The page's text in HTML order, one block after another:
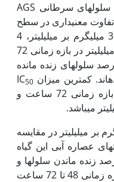
درصد سلول‏های زنده مانده و IC50 سلول‫های سرطانی AGS
معنی‏داری در سطح
احتمال05/0˂p می‏باشیم. غلظت‏های 3 میلی‏گرم بر میلی‏لیتر، 4
میلی‏گرم بر میلی‏لیتر و 5 میلی‏گرم بر میلی‏لیتر در بازه زمانی 72
سلول‏های زنده مانده
50
عصاره آبی گیاه ریحان مربوط به بازه زمانی 72 ساعت و
گل حنا، غلظت 5 میلی‏گرم بر میلی‏لیتر در مقایسه
عصاره آبی این گیاه
زنده ماندن سلول‏ها و
IC50 سلول‏های سرطانی AGS در بازه زمانی 48 تا 72 ساعت